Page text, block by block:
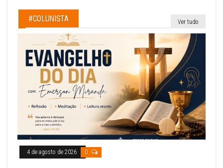
#COLUNISTA Ver tudo
4 de agosto de 2026 0